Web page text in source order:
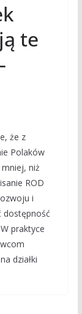
te
że z
Polaków
niż
ROD
i
dostępność
praktyce
działki